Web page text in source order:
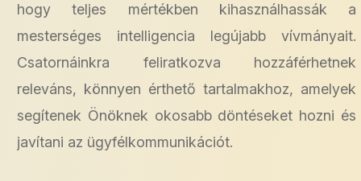
hogy teljes mértékben kihasználhassák a
mesterséges intelligencia legújabb vívmányait.
Csatornáinkra feliratkozva hozzáférhetnek
releváns, könnyen érthető tartalmakhoz, amelyek
segítenek Önöknek okosabb döntéseket hozni és
javítani az ügyfélkommunikációt.